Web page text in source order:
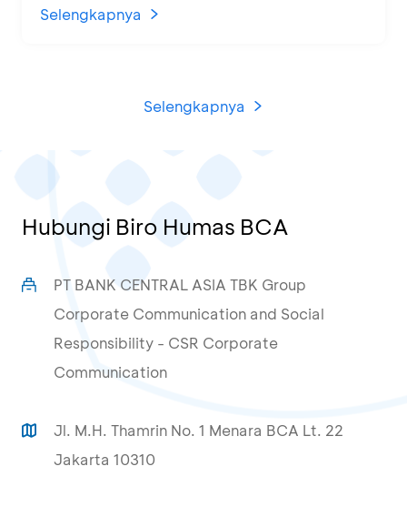
di KCU Tanjung Priok
Selengkapnya
Selengkapnya
Hubungi Biro Humas BCA
PT BANK CENTRAL ASIA TBK Group
Corporate Communication and Social
Responsibility - CSR Corporate
Communication
Jl. M.H. Thamrin No. 1 Menara BCA Lt. 22
Jakarta 10310